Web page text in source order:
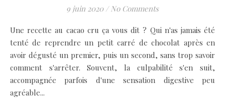
9 juin 2020 / No Comments
Une recette au cacao cru ça vous dit ? Qui n'as jamais été
tenté de reprendre un petit carré de chocolat après en
avoir dégusté un premier, puis un second, sans trop savoir
comment s'arrêter. Souvent, la culpabilité s'en suit,
accompagnée parfois d'une sensation digestive peu
agréable...